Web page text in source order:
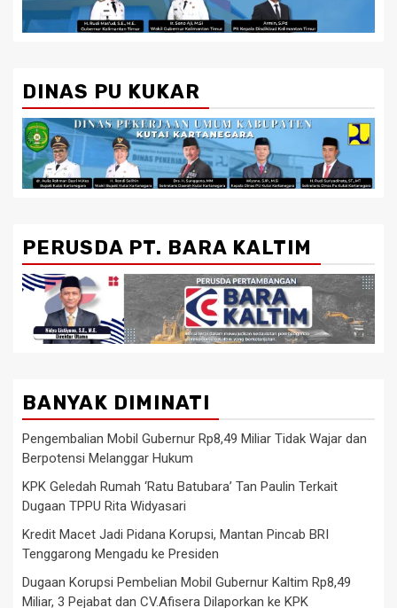
DINAS PU KUKAR
PERUSDA PT. BARA KALTIM
BANYAK DIMINATI
Pengembalian Mobil Gubernur Rp8,49 Miliar Tidak Wajar dan
Berpotensi Melanggar Hukum
KPK Geledah Rumah ‘Ratu Batubara’ Tan Paulin Terkait
Dugaan TPPU Rita Widyasari
Kredit Macet Jadi Pidana Korupsi, Mantan Pincab BRI
Tenggarong Mengadu ke Presiden
Dugaan Korupsi Pembelian Mobil Gubernur Kaltim Rp8,49
Miliar, 3 Pejabat dan CV.Afisera Dilaporkan ke KPK